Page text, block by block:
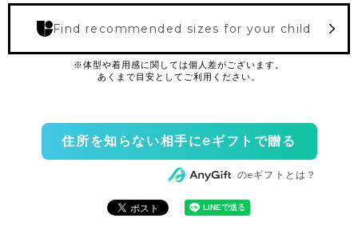
Find recommended sizes for your child
住所を知らない相手にeギフトで贈る
のeギフトとは？